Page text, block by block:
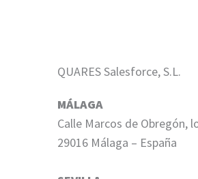
QUARES Salesforce, S.L.
MÁLAGA
Calle Marcos de Obregón,
29016 Málaga – España